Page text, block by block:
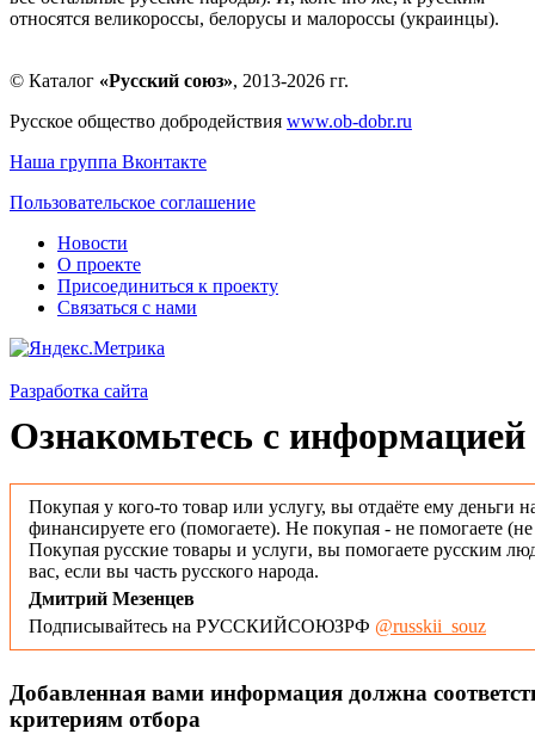
относятся великороссы, белорусы и малороссы (украинцы).
© Каталог «Русский союз», 2013-2026 гг.
Русское общество добродействия www.ob-dobr.ru
Наша группа Вконтакте
Пользовательское соглашение
Новости
О проекте
Присоединиться к проекту
Связаться с нами
Разработка сайта
Ознакомьтесь с информацией
Покупая у кого-то товар или услугу, вы отдаёте ему деньги
финансируете его (помогаете). Не покупая - не помогаете
Покупая русские товары и услуги, вы помогаете русским
вас, если вы часть русского народа.
Дмитрий Мезенцев
Подписывайтесь на РУССКИЙСОЮЗРФ @russkii_souz
Добавленная вами информация должна
критериям отбора